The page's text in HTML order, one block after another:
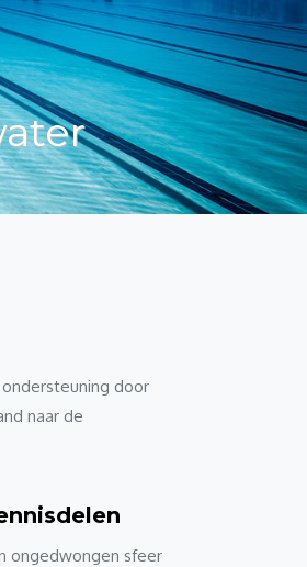
door
naar de
ongedwongen sfeer